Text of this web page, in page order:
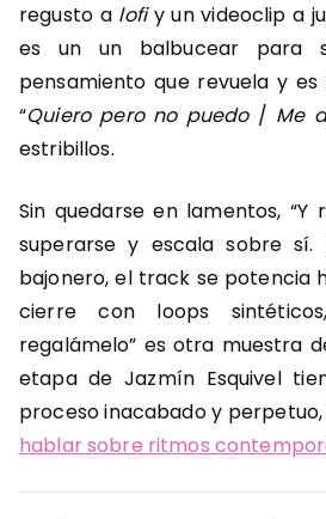
regusto a lofiy un videoclip a
es un un balbucear para
pensamiento que revuela y
“Quiero pero no puedo / Me
estribillos.
Sin quedarse en lamentos, “Y
superarse y escala sobre sí.
bajonero, el track se potencia
cierre con loops
regalámelo” es otra muestra
etapa de Jazmín Esquivel
proceso inacabado y
hablar sobre ritmos